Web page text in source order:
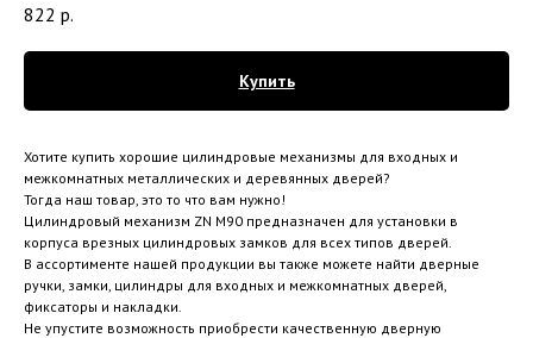
822 р.
Купить
Хотите купить хорошие цилиндровые механизмы для входных и
межкомнатных металлических и деревянных дверей?
Тогда наш товар, это то что вам нужно!
Цилиндровый механизм ZN M90 предназначен для установки в
корпуса врезных цилиндровых замков для всех типов дверей.
В ассортименте нашей продукции вы также можете найти дверные
ручки, замки, цилиндры для входных и межкомнатных дверей,
фиксаторы и накладки.
Не упустите возможность приобрести качественную дверную